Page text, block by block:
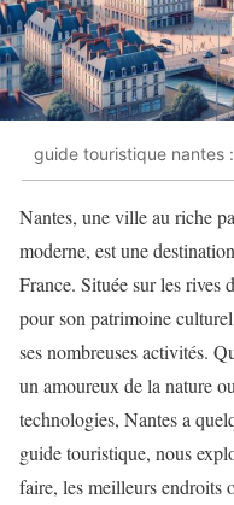
guide touristique nantes
Nantes, une ville au riche
moderne, est une
France. Située sur les rives
pour son patrimoine
ses nombreuses activités.
un amoureux de la nature
technologies, Nantes a
guide touristique, nous
faire, les meilleurs endroits